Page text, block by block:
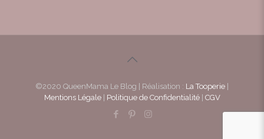
©2020 QueenMama Le Blog | Réalisation : La Tooperie
Mentions Légale| Politique de Confidentialité| CGV